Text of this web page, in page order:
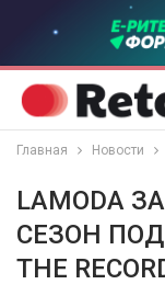
Главная Новости
LAMODA
СЕЗОН
THE